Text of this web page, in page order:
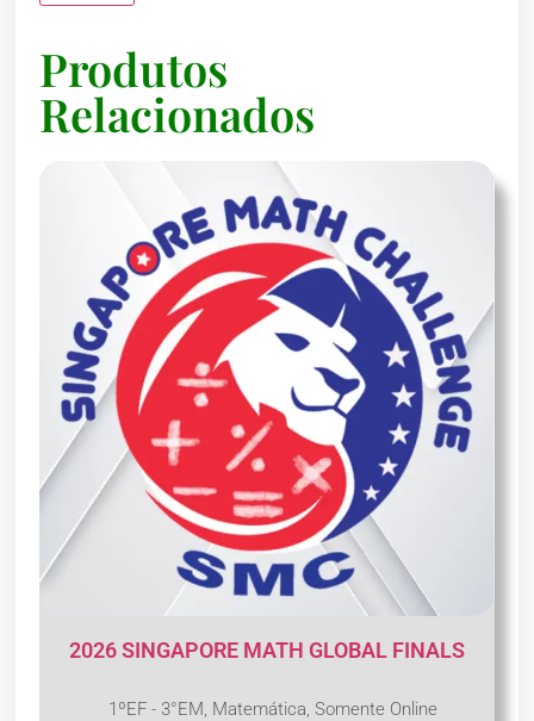
Produtos
Relacionados
2026 SINGAPORE MATH GLOBAL FINALS
1ºEF - 3°EM Matemática Somente Online